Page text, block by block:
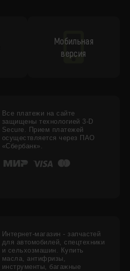
Мобильная
версия
Все платежи на сайте
защищены технологией 3-D
Secure. Прием платежей
осуществляется через ПАО
«Сбербанк».
Интернет-магазин - запчастей
для автомобилей, спецтехники
и сельхозмашин. Купить
масла, антифризы,
инструменты, багажные